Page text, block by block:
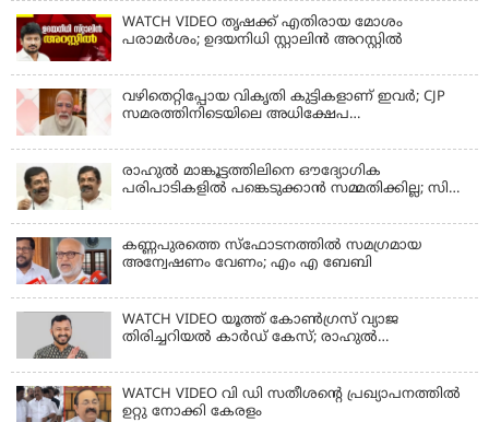
WATCH VIDEO തൃഷക്ക് എതിരായ മോശം
പരാമര്‍ശം; ഉദയനിധി സ്റ്റാലിൻ അറസ്റ്റിൽ
വഴിതെറ്റിപ്പോയ വികൃതി കുട്ടികളാണ് ഇവര്‍; CJP
സമരത്തിനിടെയിലെ അധിക്ഷേപ
രാഹുല്‍ മാങ്കൂട്ടത്തിലിനെ ഔദ്യോഗിക
പരിപാടികളില്‍ പങ്കെടുക്കാന്‍ സമ്മതിക്കില്ല; സി
കണ്ണപുരത്തെ സ്‌ഫോടനത്തില്‍ സമഗ്രമായ
അന്വേഷണം വേണം; എം എ ബേബി
WATCH VIDEO യൂത്ത് കോൺഗ്രസ് വ്യാജ
തിരിച്ചറിയൽ കാർഡ് കേസ്; രാഹുൽ
WATCH VIDEO വി ഡി സതീശൻ്റെ പ്രഖ്യാപനത്തിൽ
ഉറ്റു നോക്കി കേരളം